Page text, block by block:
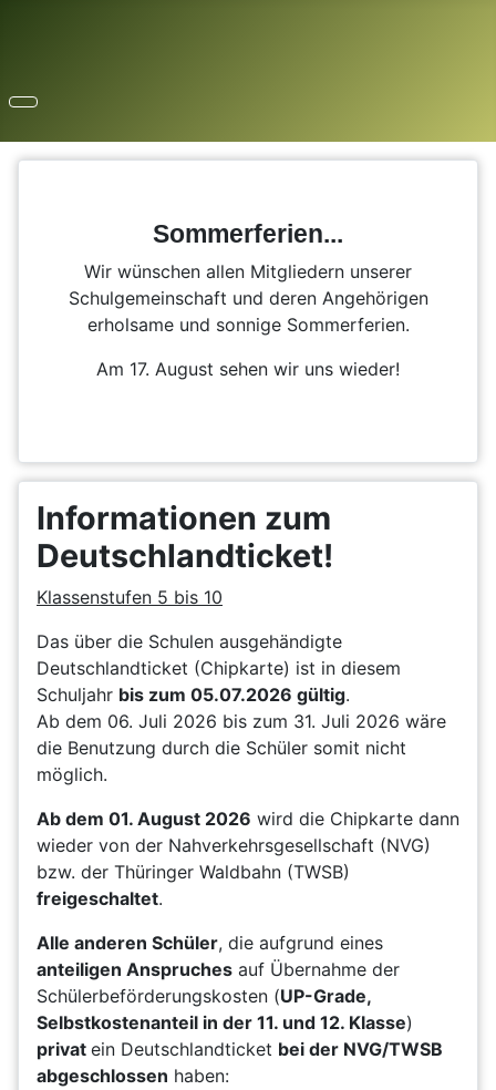
Sommerferien...
Wir wünschen allen Mitgliedern unserer
Schulgemeinschaft und deren Angehörigen
erholsame und sonnige Sommerferien.
Am 17. August sehen wir uns wieder!
Informationen zum
Deutschlandticket!
Klassenstufen 5 bis 10
Das über die Schulen ausgehändigte
Deutschlandticket (Chipkarte) ist in diesem
Schuljahr bis zum 05.07.2026 gültig.
Ab dem 06. Juli 2026 bis zum 31. Juli 2026 wäre
die Benutzung durch die Schüler somit nicht
möglich.
Ab dem 01. August 2026 wird die Chipkarte dann
wieder von der Nahverkehrsgesellschaft (NVG)
bzw. der Thüringer Waldbahn (TWSB)
freigeschaltet.
Alle anderen Schüler, die aufgrund eines
anteiligen Anspruches auf Übernahme der
Schülerbeförderungskosten (UP-Grade,
Selbstkostenanteil in der 11. und 12. Klasse)
privat ein Deutschlandticket bei der NVG/TWSB
abgeschlossen haben: